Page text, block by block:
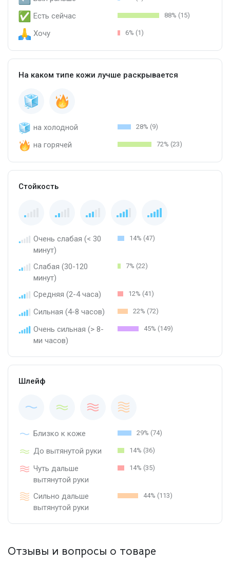
Есть сейчас 88% (15)
Хочу 6% (1)
На каком типе кожи лучше раскрывается
на холодной 28% (9)
на горячей 72% (23)
Стойкость
Очень слабая (< 30
минут)
14% (47)
Слабая (30-120
минут)
7% (22)
Средняя (2-4 часа) 12% (41)
Сильная (4-8 часов) 22% (72)
Очень сильная (> 8-
ми часов)
45% (149)
Шлейф
Близко к коже 29% (74)
До вытянутой руки 14% (36)
Чуть дальше
вытянутой руки
14% (35)
Сильно дальше
вытянутой руки
44% (113)
Отзывы и вопросы о товаре